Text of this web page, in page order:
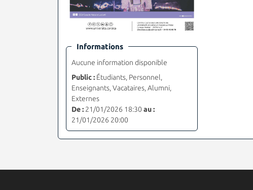
Informations
Aucune information disponible
Public : Étudiants, Personnel,
Enseignants, Vacataires, Alumni,
Externes
De : 21/01/2026 18:30 au :
21/01/2026 20:00